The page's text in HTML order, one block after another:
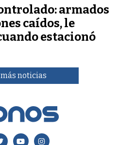
armados
caídos, le
estacionó
noticias